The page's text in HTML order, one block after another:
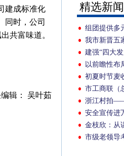
精选新闻
组团提供多
我市新晋五
建强“四大
动能
以前瞻性布
势
初夏时节麦
市工商联（
事）会议召
浙江村拍
活动在我市
安全宣传进
金枝欣：从
市级老领导
建成标准化
同时，公司
共富味道。
辑： 吴叶茹